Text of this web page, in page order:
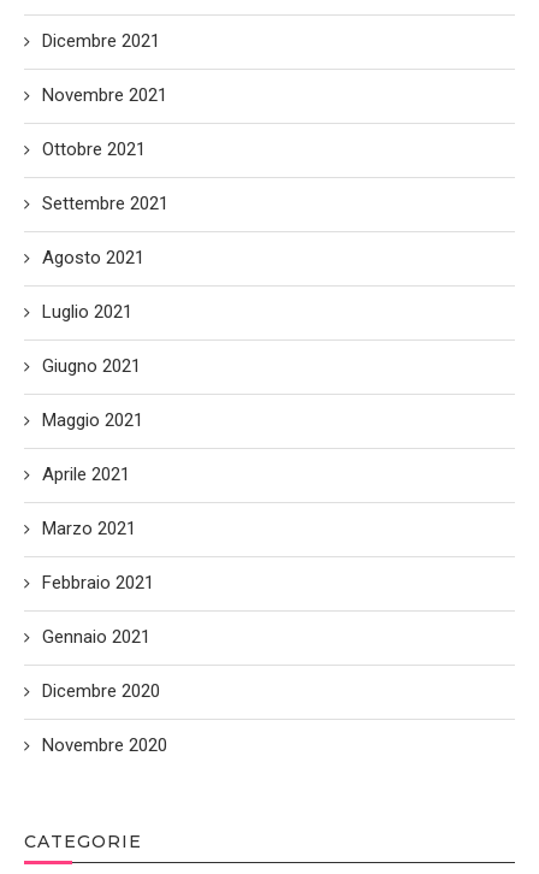
Dicembre 2021
Novembre 2021
Ottobre 2021
Settembre 2021
Agosto 2021
Luglio 2021
Giugno 2021
Maggio 2021
Aprile 2021
Marzo 2021
Febbraio 2021
Gennaio 2021
Dicembre 2020
Novembre 2020
CATEGORIE